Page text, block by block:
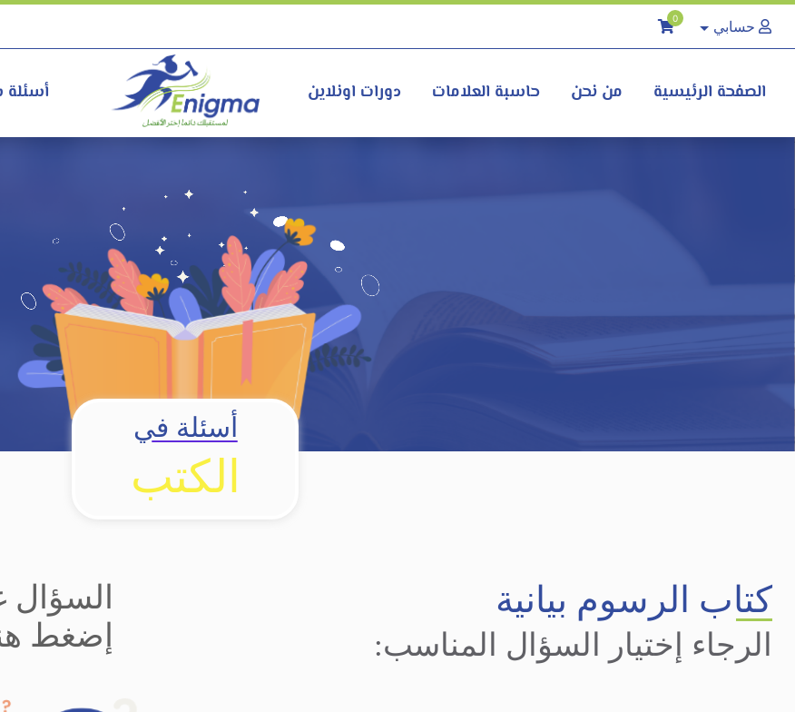
حسابي 0
أسئلة الصفحة الرئيسية من نحن حاسبة العلامات دورات اونلاين
أسئلة في
الكتب
كتاب الرسوم بيانية
الرجاء إختيار السؤال المناسب:
السؤال
إضغط